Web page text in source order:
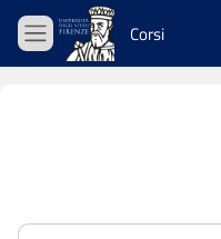
Vai al contenuto principale
Pannello laterale
Corsi